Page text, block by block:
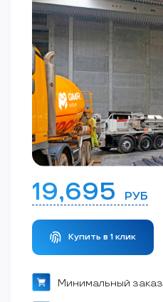
19,695 РУБ
Купить в 1 клик
Минимальный заказ